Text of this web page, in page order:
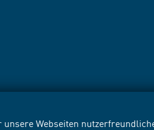
unsere Webseiten